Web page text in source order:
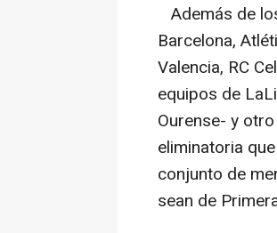
Además de
Barcelona,
Valencia, RC
equipos de
Ourense- y
eliminatoria
conjunto de
sean de